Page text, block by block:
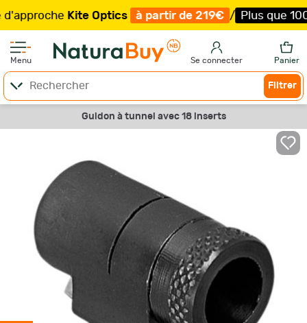
Kite Optics à partir de 219€ / Plus que 100
Menu Se connecter Panier
Filtrer
Guidon à tunnel avec 18 inserts